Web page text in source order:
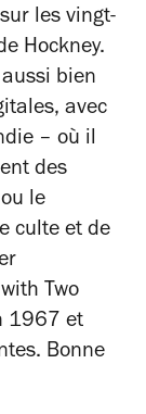
les vingt-
Hockney.
bien
avec
– où il
des
le
culte et de
Two
1967 et
Bonne